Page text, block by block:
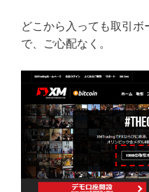
どこから入っても取引
で、ご心配なく。